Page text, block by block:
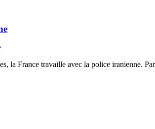
la France travaille avec la police iranienne.